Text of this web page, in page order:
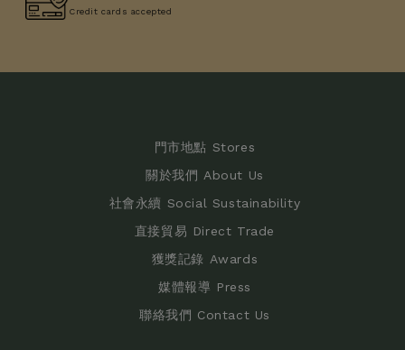
Credit cards accepted
門市地點 Stores
關於我們 About Us
社會永續 Social Sustainability
直接貿易 Direct Trade
獲獎記錄 Awards
媒體報導 Press
聯絡我們 Contact Us